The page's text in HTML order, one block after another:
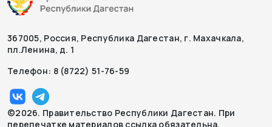
367005, Россия, Республика Дагестан, г. Махачкала,
пл.Ленина, д. 1
Телефон: 8 (8722) 51-76-59
©2026. Правительство Республики Дагестан. При
перепечатке материалов ссылка обязательна.